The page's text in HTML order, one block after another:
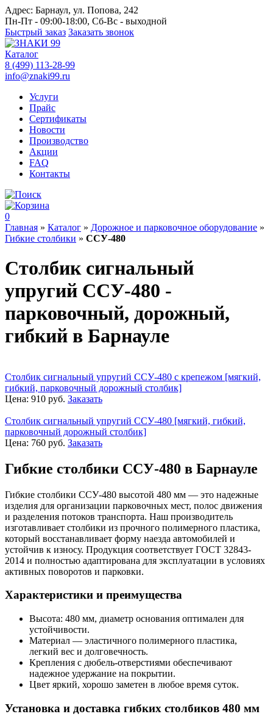
Адрес: Барнаул, ул. Попова, 242
Пн-Пт - 09:00-18:00, Сб-Вс - выходной
Быстрый заказ Заказать звонок
Каталог
8 (499) 113-28-99
info@znaki99.ru
Услуги
Прайс
Сертификаты
Новости
Производство
Акции
FAQ
Контакты
0
Главная » Каталог » Дорожное и парковочное оборудование »
Гибкие столбики » ССУ-480
Столбик сигнальный
упругий ССУ-480 -
парковочный, дорожный,
гибкий в Барнауле
Столбик сигнальный упругий ССУ-480 с крепежом [мягкий,
гибкий, парковочный дорожный столбик]
Цена: 910 руб. Заказать
Столбик сигнальный упругий ССУ-480 [мягкий, гибкий,
парковочный дорожный столбик]
Цена: 760 руб. Заказать
Гибкие столбики ССУ-480 в Барнауле
Гибкие столбики ССУ-480 высотой 480 мм — это надежные
изделия для организации парковочных мест, полос движения
и разделения потоков транспорта. Наш производитель
изготавливает столбики из прочного полимерного пластика,
который восстанавливает форму наезда автомобилей и
устойчив к износу. Продукция соответствует ГОСТ 32843-
2014 и полностью адаптирована для эксплуатации в условиях
активных поворотов и парковки.
Характеристики и преимущества
Высота: 480 мм, диаметр основания оптимален для
устойчивости.
Материал — эластичного полимерного пластика,
легкий вес и долговечность.
Крепления с дюбель-отверстиями обеспечивают
надежное удержание на покрытии.
Цвет яркий, хорошо заметен в любое время суток.
Установка и доставка гибких столбиков 480 мм